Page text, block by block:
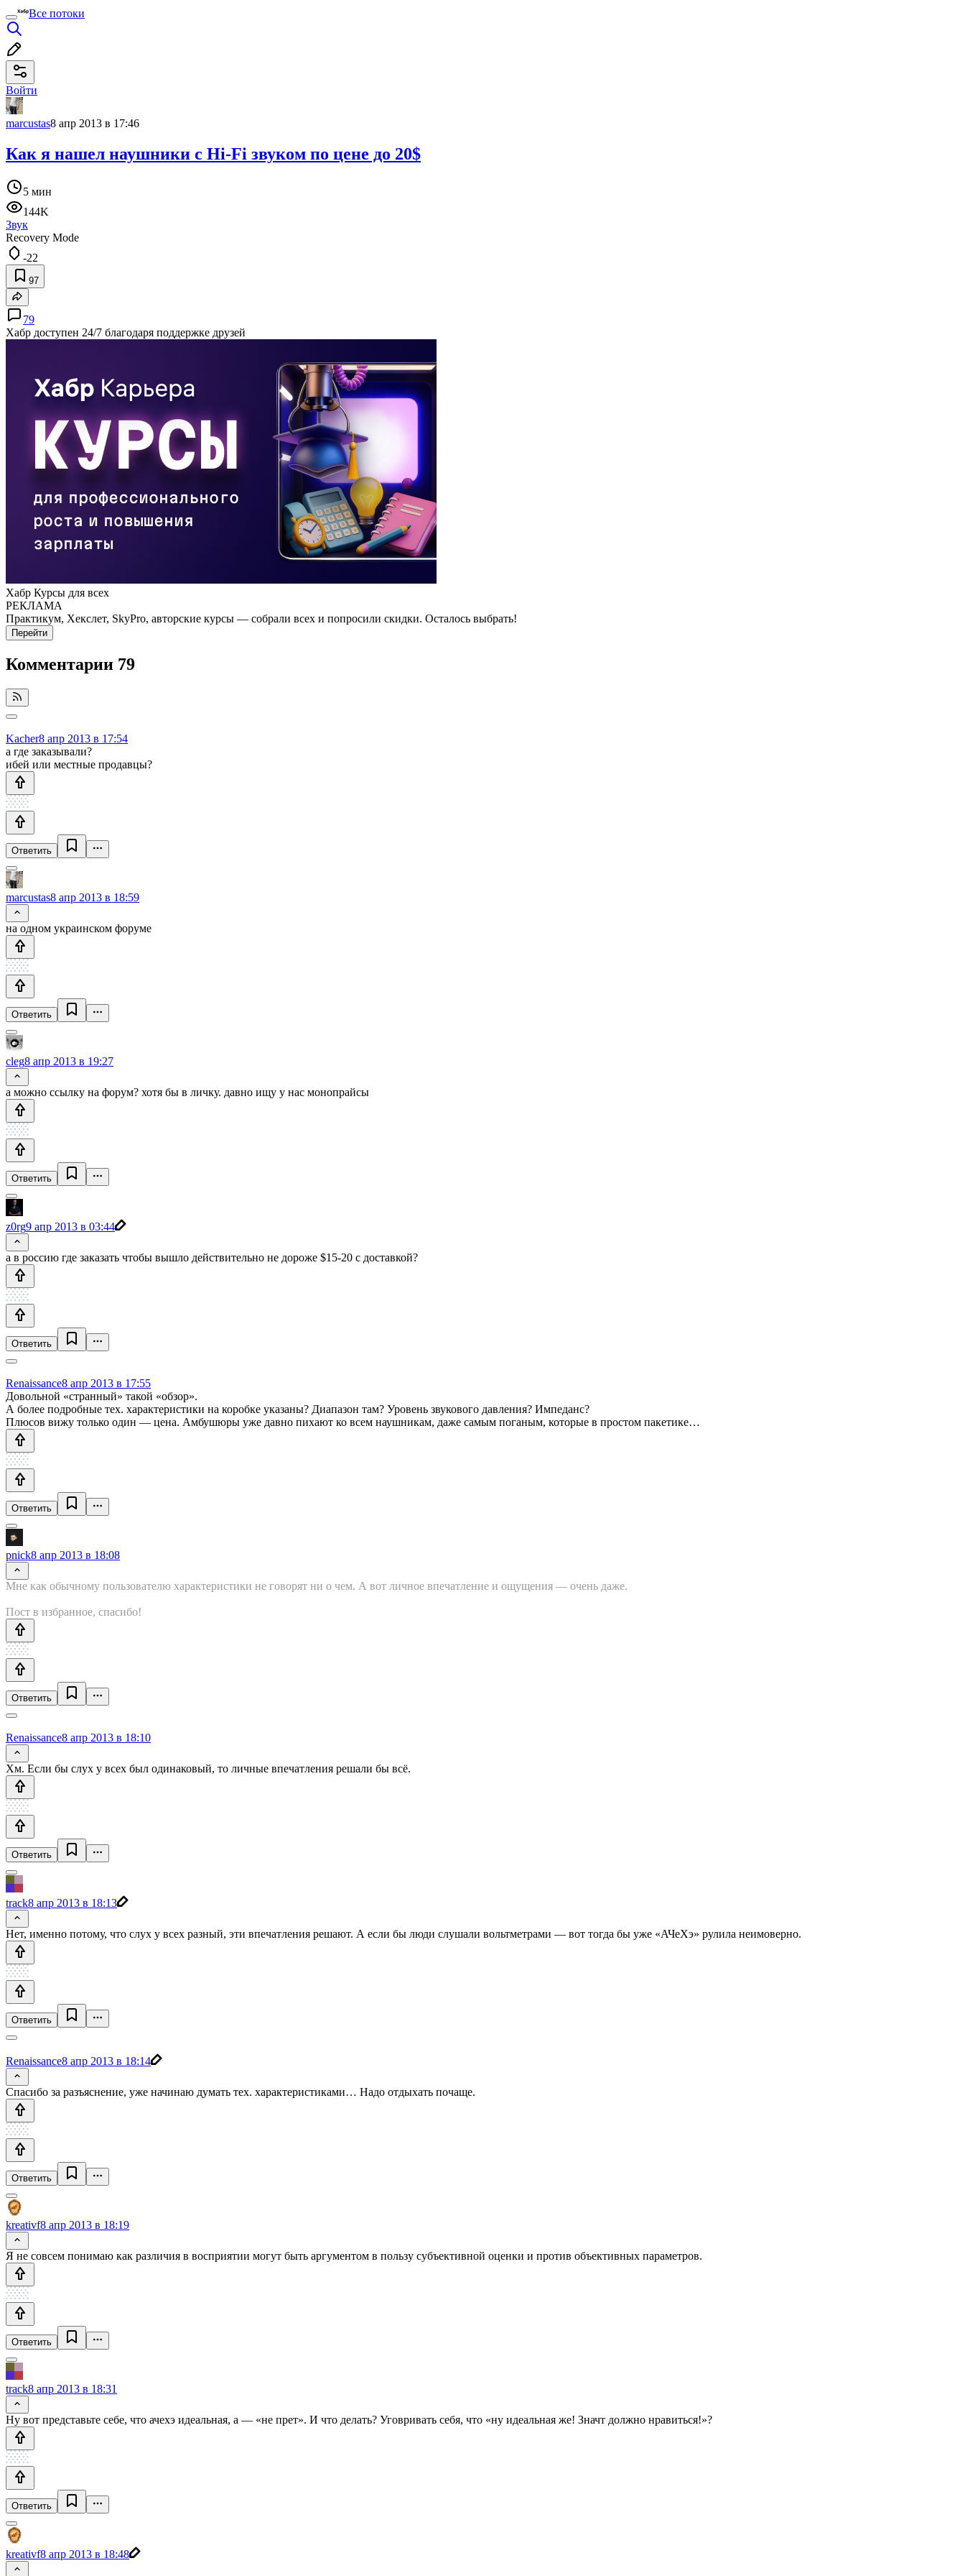
Все потоки
Войти
marcustas8 апр 2013 в 17:46
Как я нашел наушники с Hi-Fi звуком по цене до 20$
5 мин
144K
Звук
Recovery Mode
-22
97
79
Хабр доступен 24/7 благодаря поддержке друзей
Хабр Курсы для всех
РЕКЛАМА
Практикум, Хекслет, SkyPro, авторские курсы — собрали всех и попросили скидки. Осталось выбрать!
Перейти
Комментарии 79
Kacher8 апр 2013 в 17:54
а где заказывали?
ибей или местные продавцы?
Ответить
marcustas8 апр 2013 в 18:59
на одном украинском форуме
Ответить
cleg8 апр 2013 в 19:27
а можно ссылку на форум? хотя бы в личку. давно ищу у нас монопрайсы
Ответить
z0rg9 апр 2013 в 03:44
а в россию где заказать чтобы вышло действительно не дороже $15-20 с доставкой?
Ответить
Renaissance8 апр 2013 в 17:55
Довольной «странный» такой «обзор».
А более подробные тех. характеристики на коробке указаны? Диапазон там? Уровень звукового давления? Импеданс?
Плюсов вижу только один — цена. Амбушюры уже давно пихают ко всем наушникам, даже самым поганым, которые в простом пакетике…
Ответить
pnick8 апр 2013 в 18:08
Мне как обычному пользователю характеристики не говорят ни о чем. А вот личное впечатление и ощущения — очень даже.
Пост в избранное, спасибо!
Ответить
Renaissance8 апр 2013 в 18:10
Хм. Если бы слух у всех был одинаковый, то личные впечатления решали бы всё.
Ответить
track8 апр 2013 в 18:13
Нет, именно потому, что слух у всех разный, эти впечатления решают. А если бы люди слушали вольтметрами — вот тогда бы уже «АЧеХэ» рулила неимоверно.
Ответить
Renaissance8 апр 2013 в 18:14
Спасибо за разъяснение, уже начинаю думать тех. характеристиками… Надо отдыхать почаще.
Ответить
kreativf8 апр 2013 в 18:19
Я не совсем понимаю как различия в восприятии могут быть аргументом в пользу субъективной оценки и против объективных параметров.
Ответить
track8 апр 2013 в 18:31
Ну вот представьте себе, что ачехэ идеальная, а — «не прет». И что делать? Уговривать себя, что «ну идеальная же! Значт должно нравиться!»?
Ответить
kreativf8 апр 2013 в 18:48